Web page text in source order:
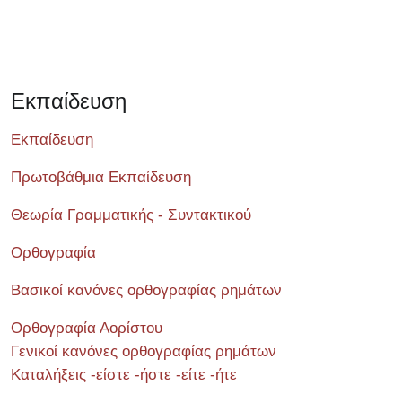
Εκπαίδευση
Εκπαίδευση
Πρωτοβάθμια Εκπαίδευση
Θεωρία Γραμματικής - Συντακτικού
Ορθογραφία
Βασικοί κανόνες ορθογραφίας ρημάτων
Ορθογραφία Αορίστου
Γενικοί κανόνες ορθογραφίας ρημάτων
Καταλήξεις -είστε -ήστε -είτε -ήτε